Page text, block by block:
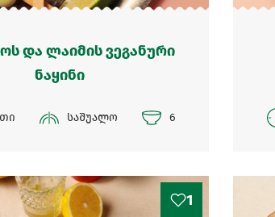
და ლაიმის ვეგანური
ნაყინი
საშუალო 6
1